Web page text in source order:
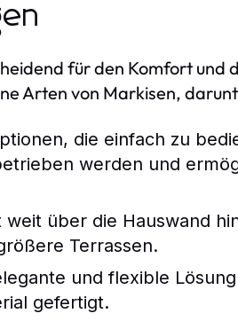
für den Komfort und
Arten von Markisen,
die einfach zu
werden und
weit über die Hauswand
Terrassen.
und flexible
gefertigt.